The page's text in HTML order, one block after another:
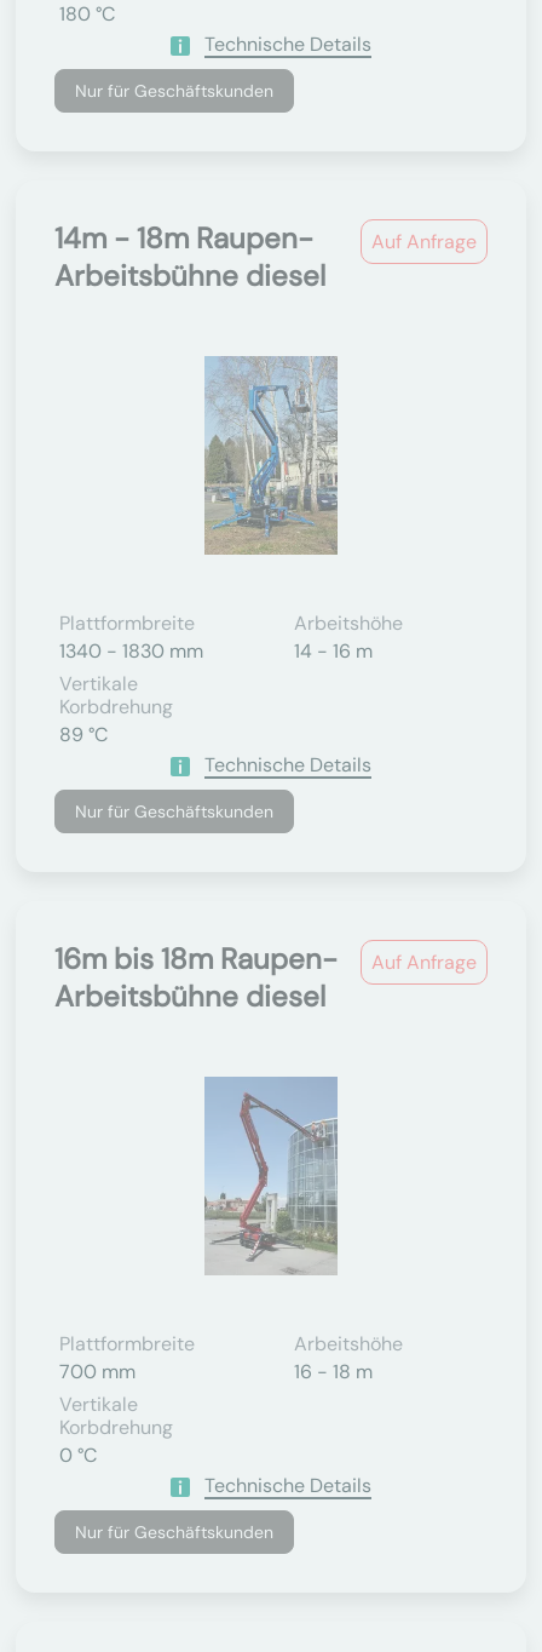
180 °C
Technische Details
Nur für Geschäftskunden
Auf Anfrage
14m - 18m Raupen-
Arbeitsbühne diesel
Plattformbreite
1340 - 1830 mm
Arbeitshöhe
14 - 16 m
Vertikale
Korbdrehung
89 °C
Technische Details
Nur für Geschäftskunden
Auf Anfrage
16m bis 18m Raupen-
Arbeitsbühne diesel
Plattformbreite
700 mm
Arbeitshöhe
16 - 18 m
Vertikale
Korbdrehung
0 °C
Technische Details
Nur für Geschäftskunden